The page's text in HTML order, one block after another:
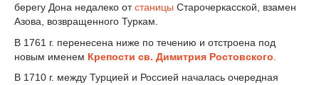
берегу Дона недалеко отстаницы Старочеркасской, взамен
Азова, возвращенного Туркам.
В 1761 г. перенесена ниже по течению и отстроена под
новым именем Крепости св. Димитрия Ростовского
В 1710 г. между Турцией и Россией началась очередная